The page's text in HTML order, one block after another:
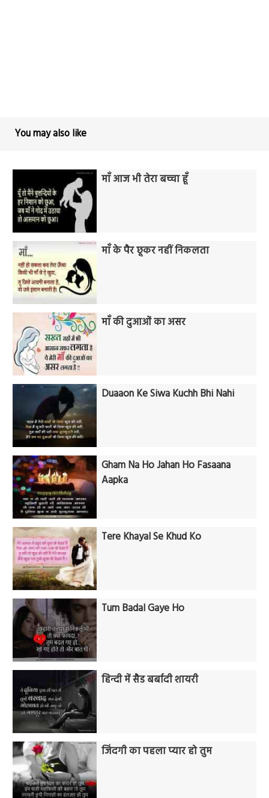
You may also like
माँ आज भी तेरा बच्चा हूँ
माँ के पैर छूकर नहीं निकलता​
माँ की दुआओं का असर
Duaaon Ke Siwa Kuchh Bhi Nahi
Gham Na Ho Jahan Ho Fasaana
Aapka
Tere Khayal Se Khud Ko
Tum Badal Gaye Ho
हिन्दी में सैड बर्बादी शायरी
जिंदगी का पहला प्यार हो तुम